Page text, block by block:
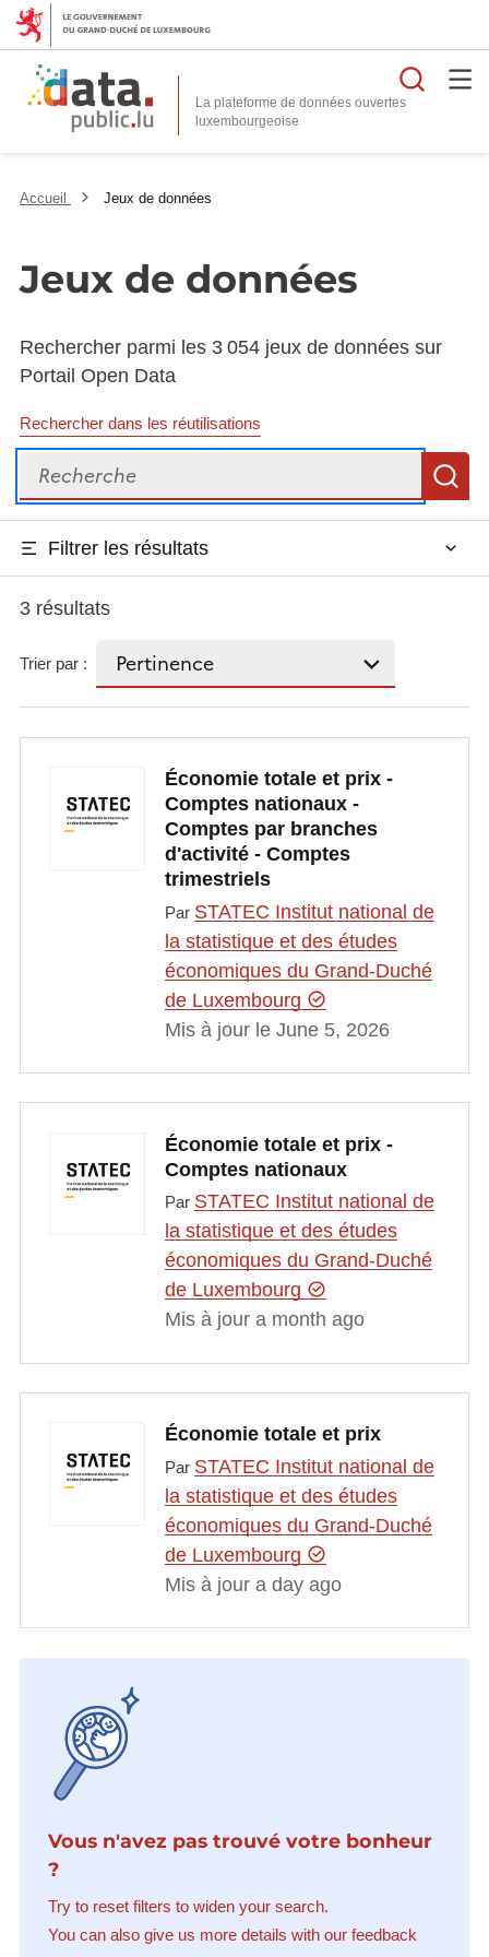
La plateforme de données ouvertes
Accueil Jeux de données
Jeux de données
Rechercher parmi les 3 054 jeux de données sur
Portail Open Data
Rechercher dans les réutilisations
Recherche
Filtrer les résultats
3 résultats
Trier par :
Économie totale et prix -
Comptes nationaux -
Comptes par branches
d'activité - Comptes
trimestriels
Par STATEC Institut national de
la statistique et des études
économiques du Grand-Duché
de Luxembourg
Mis à jour le June 5, 2026
Économie totale et prix -
Comptes nationaux
Par STATEC Institut national de
la statistique et des études
économiques du Grand-Duché
de Luxembourg
Mis à jour a month ago
Économie totale et prix
Par STATEC Institut national de
la statistique et des études
économiques du Grand-Duché
de Luxembourg
Mis à jour a day ago
Vous n'avez pas trouvé votre bonheur
?
Try to reset filters to widen your search.
You can also give us more details with our feedback